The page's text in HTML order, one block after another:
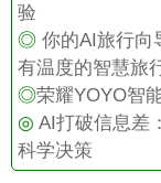
验
◎ 你的AI旅行向
有温度的智慧旅
◎荣耀YOYO智
◎ AI打破信息差
科学决策